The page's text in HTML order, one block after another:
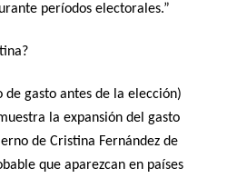
períodos electorales.”
de gasto antes de la elección)
la expansión del gasto
de Cristina Fernández de
que aparezcan en países